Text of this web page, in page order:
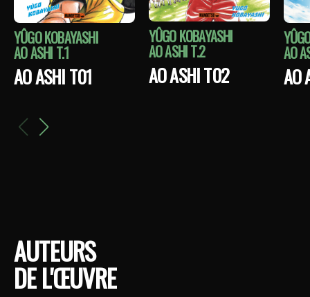
YÛGO KOBAYASHI
AO ASHI T.1
AO ASHI T01
YÛGO KOBAYASHI
AO ASHI T.2
AO ASHI T02
AO
AO
AUTEURS
DE L'ŒUVRE